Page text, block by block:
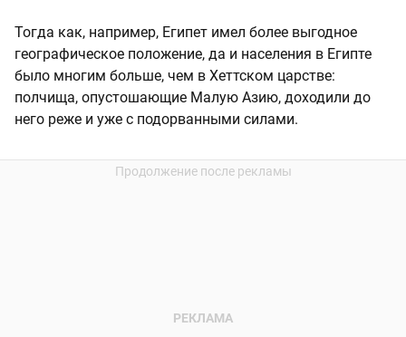
Тогда как, например, Египет имел более выгодное
географическое положение, да и населения в Египте
было многим больше, чем в Хеттском царстве:
полчища, опустошающие Малую Азию, доходили до
него реже и уже с подорванными силами.